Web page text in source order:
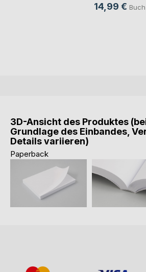
14,99 € Buch
3D-Ansicht des Produktes
Grundlage des Einbandes,
Details variieren)
Paperback